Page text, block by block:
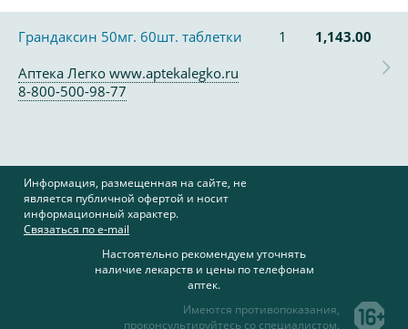
Грандаксин 50мг. 60шт. таблетки 1
1,143.00
Аптека Легко www.aptekalegko.ru
8-800-500-98-77
Информация, размещенная на сайте, не
является публичной офертой и носит
информационный характер.
Связаться по e-mail
Настоятельно рекомендуем уточнять
наличие лекарств и цены по телефонам
аптек.
Имеются противопоказания,
проконсультируйтесь со специалистом.